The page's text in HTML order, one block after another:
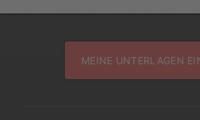
MEINE UNTERLAGEN